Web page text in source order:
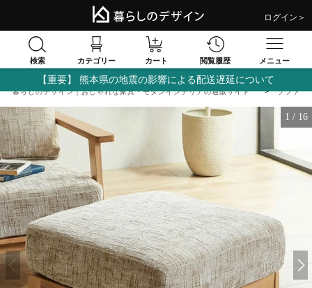
ログイン＞
検索 カテゴリー カート 閲覧履歴 メニュー
【重要】 熊本県の地震の影響による配送遅延について
暮らしのデザイン｜おしゃれな家具・モダンインテリアの通販サイト ソファ
1 / 16